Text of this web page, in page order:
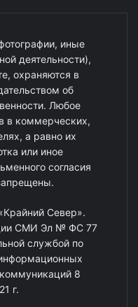
иные
деятельности),
охраняются в
об
Любое
в коммерческих,
а равно их
или иное
согласия
Север».
СМИ Эл № ФС 77
службой по
8
г.